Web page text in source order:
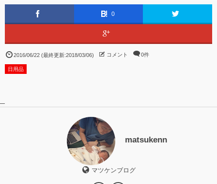
0
2016/06/22 (最終更新:2018/03/06) コメント 0件
日用品
matsukenn
マツケンブログ